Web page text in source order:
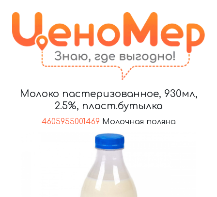
Молоко пастеризованное, 930мл,
2.5%, пласт.бутылка
4605955001469 Молочная поляна